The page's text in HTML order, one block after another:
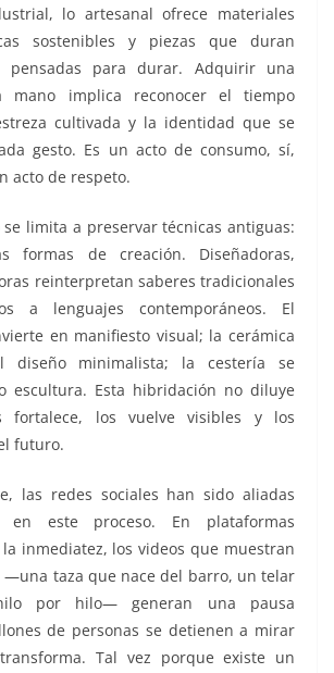
lo artesanal ofrece materiales
sostenibles y piezas que duran
pensadas para durar. Adquirir una
mano implica reconocer el tiempo
cultivada y la identidad que se
gesto. Es un acto de consumo, sí,
acto de respeto.
limita a preservar técnicas antiguas:
formas de creación. Diseñadoras,
reinterpretan saberes tradicionales
a lenguajes contemporáneos. El
en manifiesto visual; la cerámica
diseño minimalista; la cestería se
escultura. Esta hibridación no diluye
fortalece, los vuelve visibles y los
futuro.
las redes sociales han sido aliadas
en este proceso. En plataformas
inmediatez, los videos que muestran
—una taza que nace del barro, un telar
por hilo— generan una pausa
de personas se detienen a mirar
Tal vez porque existe un